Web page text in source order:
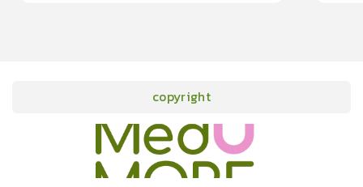
copyright
onlineCourses academicConferencesnews infographic